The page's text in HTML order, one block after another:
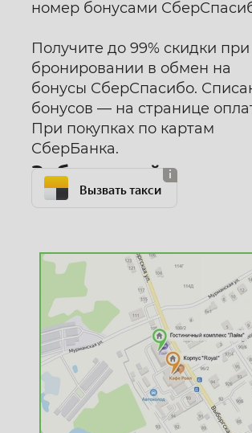
номер бонусами
Получите до 99% скидки при
бронировании в обмен на
бонусы СберСпасибо.
бонусов — на странице
При покупках по картам
СберБанка.
Забронируйте номер
с OtelloВызвать такси